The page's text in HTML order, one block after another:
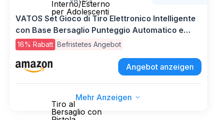
Interno/Esterno
per Adolescenti
VATOS Set Gioco di Tiro Elettronico Intelligente
con Base Bersaglio Punteggio Automatico e
Pistola Laser Ricaricabile, Feedback Vocale in
Tempo Reale, Giocattolo Interno/Esterno per
Adolescenti
16% Rabatt Befristetes Angebot
Angebot anzeigen
Mehr Anzeigen
Tiro al
Bersaglio con